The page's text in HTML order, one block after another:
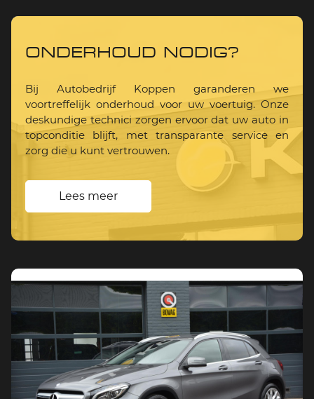
ONDERHOUD NODIG?
Bij Autobedrijf Koppen garanderen we
voortreffelijk onderhoud voor uw voertuig. Onze
deskundige technici zorgen ervoor dat uw auto in
topconditie blijft, met transparante service en
zorg die u kunt vertrouwen.
Lees meer